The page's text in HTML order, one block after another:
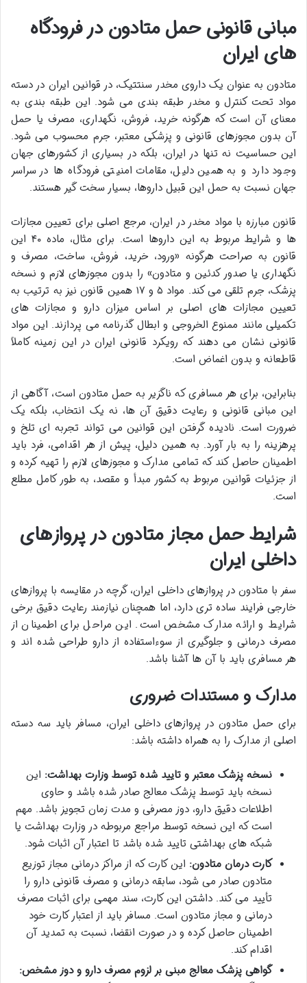
مبانی قانونی حمل متادون در فرودگاه
های ایران
متادون به عنوان یک داروی مخدر سنتتیک، در قوانین ایران در دسته
مواد تحت کنترل و مخدر طبقه بندی می شود. این طبقه بندی به
معنای آن است که هرگونه خرید، فروش، نگهداری، مصرف یا حمل
آن بدون مجوزهای قانونی و پزشکی معتبر، جرم محسوب می شود.
این حساسیت نه تنها در ایران، بلکه در بسیاری از کشورهای جهان
وجود دارد و به همین دلیل، مقامات امنیتی فرودگاه ها در سراسر
جهان نسبت به حمل این قبیل داروها، بسیار سخت گیر هستند.
قانون مبارزه با مواد مخدر در ایران، مرجع اصلی برای تعیین مجازات
ها و شرایط مربوط به این داروها است. برای مثال، ماده ۴۰ این
قانون به صراحت هرگونه «ورود، خرید، فروش، ساخت، مصرف و
نگهداری یا صدور کدئین و متادون» را بدون مجوزهای لازم و نسخه
پزشک، جرم تلقی می کند. مواد ۵ و ۱۷ همین قانون نیز به ترتیب به
تعیین مجازات های اصلی بر اساس میزان دارو و مجازات های
تکمیلی مانند ممنوع الخروجی و ابطال گذرنامه می پردازند. این مواد
قانونی نشان می دهند که رویکرد قانونی ایران در این زمینه کاملاً
قاطعانه و بدون اغماض است.
بنابراین، برای هر مسافری که ناگزیر به حمل متادون است، آگاهی از
این مبانی قانونی و رعایت دقیق آن ها، نه یک انتخاب، بلکه یک
ضرورت است. نادیده گرفتن این قوانین می تواند تجربه ای تلخ و
پرهزینه را به بار آورد. به همین دلیل، پیش از هر اقدامی، فرد باید
اطمینان حاصل کند که تمامی مدارک و مجوزهای لازم را تهیه کرده و
از جزئیات قوانین مربوط به کشور مبدأ و مقصد، به طور کامل مطلع
است.
شرایط حمل مجاز متادون در پروازهای
داخلی ایران
سفر با متادون در پروازهای داخلی ایران، گرچه در مقایسه با پروازهای
خارجی فرایند ساده تری دارد، اما همچنان نیازمند رعایت دقیق برخی
شرایط و ارائه مدارک مشخص است. این مراحل برای اطمینان از
مصرف درمانی و جلوگیری از سوءاستفاده از دارو طراحی شده اند و
هر مسافری باید با آن ها آشنا باشد.
مدارک و مستندات ضروری
برای حمل متادون در پروازهای داخلی ایران، مسافر باید سه دسته
اصلی از مدارک را به همراه داشته باشد:
نسخه پزشک معتبر و تایید شده توسط وزارت بهداشت: این
نسخه باید توسط پزشک معالج صادر شده باشد و حاوی
اطلاعات دقیق دارو، دوز مصرفی و مدت زمان تجویز باشد. مهم
است که این نسخه توسط مراجع مربوطه در وزارت بهداشت یا
شبکه های بهداشتی تایید شده باشد تا اعتبار آن اثبات شود.
کارت درمان متادون: این کارت که از مراکز درمانی مجاز توزیع
متادون صادر می شود، سابقه درمانی و مصرف قانونی دارو را
تأیید می کند. داشتن این کارت، سند مهمی برای اثبات مصرف
درمانی و مجاز متادون است. مسافر باید از اعتبار کارت خود
اطمینان حاصل کرده و در صورت انقضا، نسبت به تمدید آن
اقدام کند.
گواهی پزشک معالج مبنی بر لزوم مصرف دارو و دوز مشخص: